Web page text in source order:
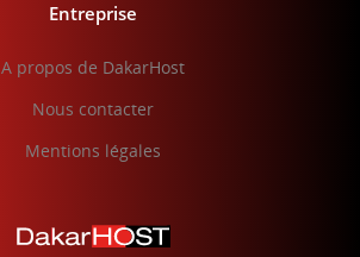
Entreprise
A propos de DakarHost
Nous contacter
Mentions légales